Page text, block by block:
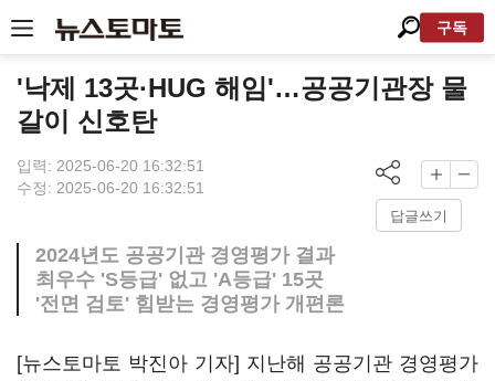
구독
'낙제 13곳·HUG 해임'…공공기관장 물
갈이 신호탄
입력: 2025-06-20 16:32:51
수정: 2025-06-20 16:32:51
답글쓰기
2024년도 공공기관 경영평가 결과
최우수 'S등급' 없고 'A등급' 15곳
'전면 검토' 힘받는 경영평가 개편론
[뉴스토마토 박진아 기자] 지난해 공공기관 경영평가